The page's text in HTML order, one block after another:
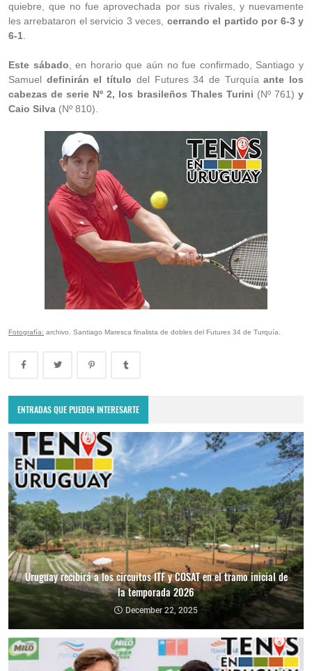
quiebre, que no fue aprovechada por sus rivales, y nuevamente
les arrebataron el servicio 3 veces, cerrando el partido por 6-3 y
6-1
Este sábado , en horario que aún no fue confirmado, Santiago y
Samuel definirán el título del Futures 34 de Turquíaante los
cabezas de serie Nº 2, los brasileños Thales Turini (Nº 761)y
Caio Silva (Nº 810).
Fotografía: archivo. Santiago Maresca finalista de dobles del Futures 34 de Turquía.
ENTRADAS QUE PUEDEN INTERESARTE
Uruguay recibirá a los circuitos ITF y COSAT en el tramo inicial de
la temporada 2026
December 22, 2025